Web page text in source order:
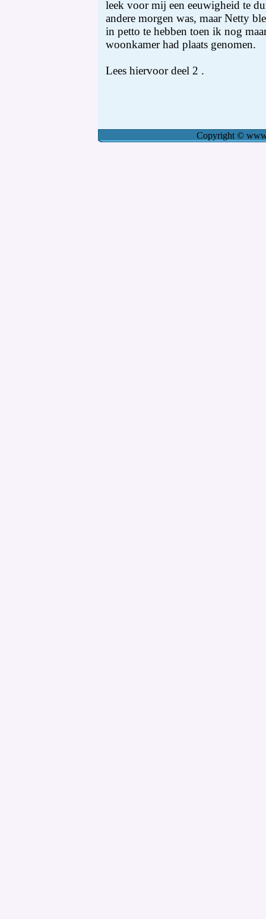
leek voor mij een eeuwigheid te
andere morgen was, maar Netty
in petto te hebben toen ik nog
woonkamer had plaats genomen.
Lees hiervoor deel 2 .
Copyright ©